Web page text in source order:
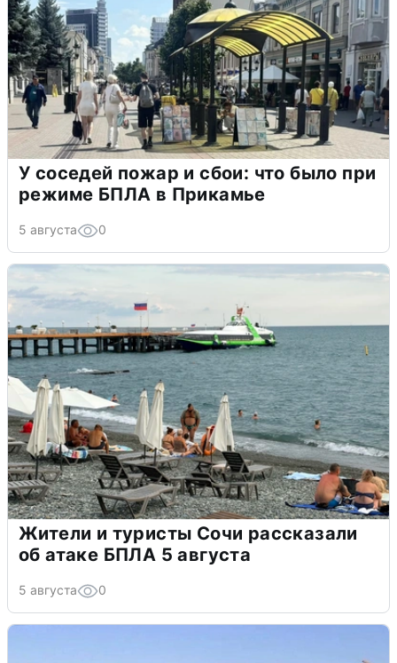
У соседей пожар и сбои: что было при
режиме БПЛА в Прикамье
5 августа 0
Жители и туристы Сочи рассказали
об атаке БПЛА 5 августа
5 августа 0